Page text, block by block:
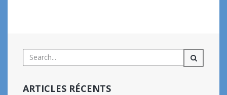
ARTICLES RÉCENTS